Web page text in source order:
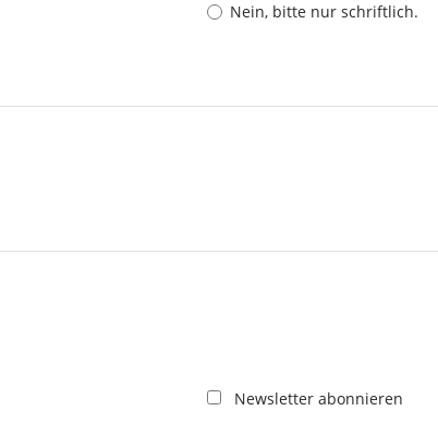
Nein, bitte nur schriftlich.
Newsletter abonnieren